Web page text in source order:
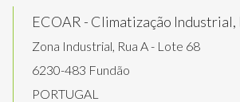
ECOAR - Climatização Industrial,
Zona Industrial, Rua A - Lote 68
6230-483 Fundão
PORTUGAL